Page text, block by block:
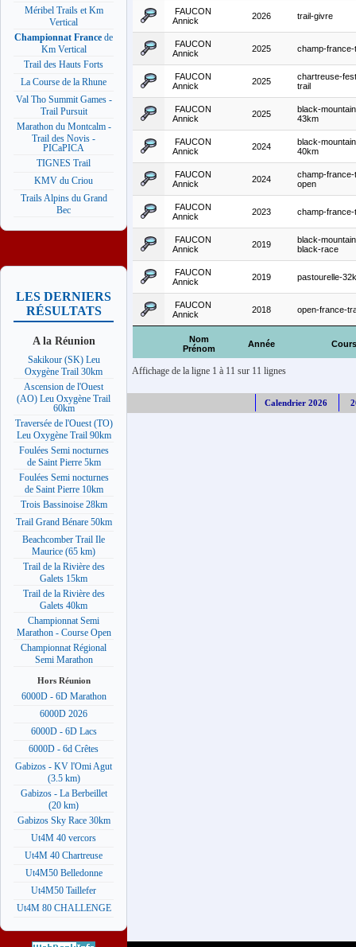
Méribel Trails et Km
Vertical
Championnat France de
Km Vertical
Trail des Hauts Forts
La Course de la Rhune
Val Tho Summit Games -
Trail Pursuit
Marathon du Montcalm -
Trail des Novis -
PICaPICA
TIGNES Trail
KMV du Criou
Trails Alpins du Grand
Bec
LES DERNIERS
RÉSULTATS
A la Réunion
Sakikour (SK) Leu
Oxygène Trail 30km
Ascension de l'Ouest
(AO) Leu Oxygène Trail
60km
Traversée de l'Ouest (TO)
Leu Oxygène Trail 90km
Foulées Semi nocturnes
de Saint Pierre 5km
Foulées Semi nocturnes
de Saint Pierre 10km
Trois Bassinoise 28km
Trail Grand Bénare 50km
Beachcomber Trail Ile
Maurice (65 km)
Trail de la Rivière des
Galets 15km
Trail de la Rivière des
Galets 40km
Championnat Semi
Marathon - Course Open
Championnat Régional
Semi Marathon
Hors Réunion
6000D - 6D Marathon
6000D 2026
6000D - 6D Lacs
6000D - 6d Crêtes
Gabizos - KV l'Omi Agut
(3.5 km)
Gabizos - La Berbeillet
(20 km)
Gabizos Sky Race 30km
Ut4M 40 vercors
Ut4M 40 Chartreuse
Ut4M50 Belledonne
Ut4M50 Taillefer
Ut4M 80 CHALLENGE
Nom
Prénom
Année
FAUCON
Annick
2026 trail-givre
FAUCON
Annick
2025 champ-
FAUCON
Annick
2025
chartreuse-
trail
FAUCON
Annick
2025
black-
43km
FAUCON
Annick
2024
black-
40km
FAUCON
Annick
2024
champ-
open
FAUCON
Annick
2023 champ-
FAUCON
Annick
2019
black-
black-race
FAUCON
Annick
2019 pastourelle-
FAUCON
Annick
2018 open-france-
Affichage de la ligne 1 à 11 sur 11 lignes
Calendrier 2026